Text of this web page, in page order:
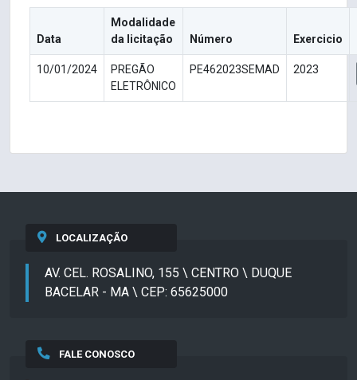
Data
Modalidade
da licitação
Número Exercicio
10/01/2024
PREGÃO
ELETRÔNICO
PE462023SEMAD 2023
LOCALIZAÇÃO
AV. CEL. ROSALINO, 155 \ CENTRO \ DUQUE
BACELAR - MA \ CEP: 65625000
FALE CONOSCO